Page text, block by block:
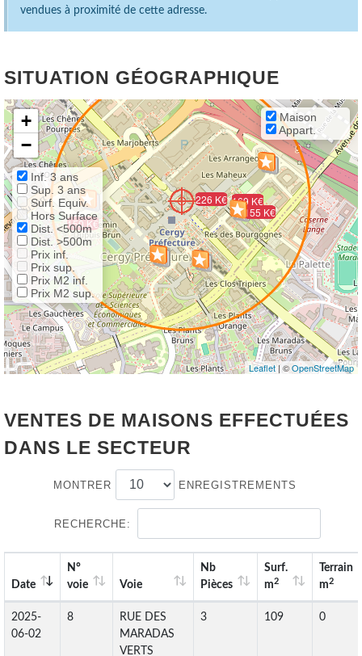
vendues à proximité de cette adresse.
SITUATION GÉOGRAPHIQUE
150 K€
128 K€
157 K€
207 K€
169 K€
246 K€
279 K€
174 K€
155 K€
226 K€
+
−
Inf. 3 ans
Sup. 3 ans
Surf. Equiv.
Hors Surface
Dist. <500m
Dist. >500m
Prix inf.
Prix sup.
Prix M2 inf.
Prix M2 sup.
Maison
Appart.
Leaflet| ©OpenStreetMap
VENTES DE MAISONS EFFECTUÉES
DANS LE SECTEUR
MONTRER ENREGISTREMENTS
RECHERCHE:
Date
N°
voie
Voie
Nb
Pièces
Surf.
m2
Terrain
m2
2025-
06-02
8
RUE DES
MARADAS
VERTS
3 109 0